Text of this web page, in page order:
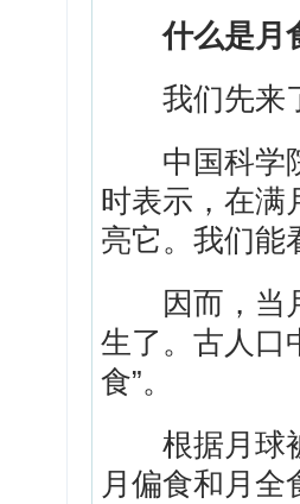
什么是月
我们先来了
中国科学院
时表示，在满
亮它。我们能
因而，当月
生了。古人口
食”。
根据月球被
月偏食和月全